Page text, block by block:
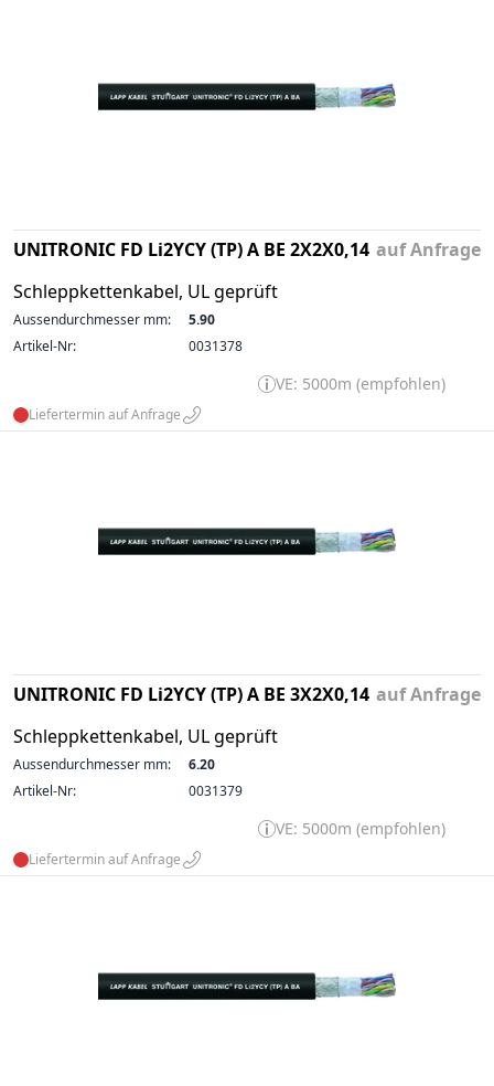
UNITRONIC FD Li2YCY (TP) A BE 2X2X0,14
Schleppkettenkabel, UL geprüft
auf Anfrage
Aussendurchmesser mm:
5.90
Artikel-Nr:
0031378
VE: 5000m (empfohlen)
Liefertermin auf Anfrage
UNITRONIC FD Li2YCY (TP) A BE 3X2X0,14
Schleppkettenkabel, UL geprüft
auf Anfrage
Aussendurchmesser mm:
6.20
Artikel-Nr:
0031379
VE: 5000m (empfohlen)
Liefertermin auf Anfrage